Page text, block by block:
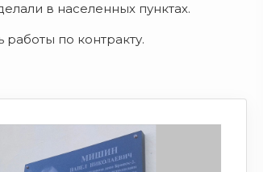
в населенных пунктах.
по контракту.